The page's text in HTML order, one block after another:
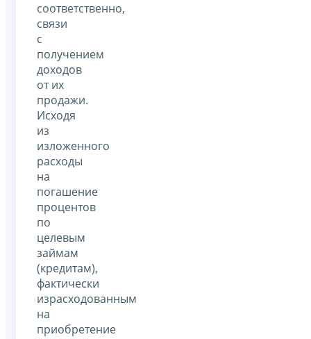
соответственно,
связи
с
получением
доходов
от их
продажи.
Исходя
из
изложенного
расходы
на
погашение
процентов
по
целевым
займам
(кредитам),
фактически
израсходованным
на
приобретение